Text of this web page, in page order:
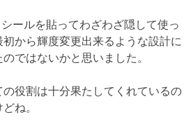
ールを貼ってわざわざ隠して使っ
から輝度変更出来るような設計に
ではないかと思いました。
役割は十分果たしてくれているの
ね。